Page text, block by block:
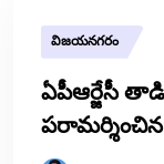
విజయనగరం
ఏపీఆర్జేసీ
పరామర్శించిన